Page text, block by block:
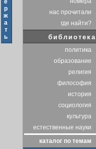
е
р
ж
а
т
ь
нас прочитали
где найти?
библиотека
политика
образование
религия
философия
история
социология
культура
естественные науки
каталог по темам